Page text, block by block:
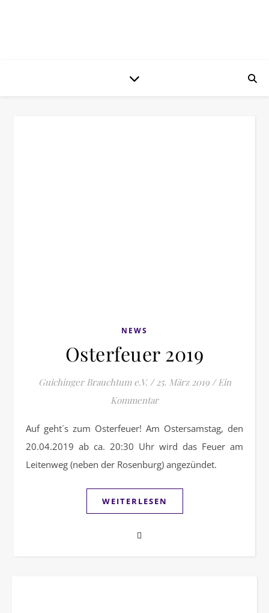
NEWS
Osterfeuer 2019
Guichinger Brauchtum e.V. / 25. März 2019 / Ein
Kommentar
Auf geht´s zum Osterfeuer! Am Ostersamstag, den
20.04.2019 ab ca. 20:30 Uhr wird das Feuer am
Leitenweg (neben der Rosenburg) angezündet.
WEITERLESEN